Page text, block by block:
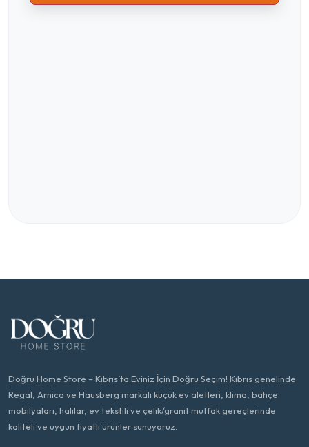
Doğru Home Store – Kıbrıs’ta Eviniz İçin Doğru Seçim! Kıbrıs genelinde
Regal, Arnica ve Hausberg markalı küçük ev aletleri, klima, bahçe
mobilyaları, halılar, ev tekstili ve çelik/granit mutfak gereçlerinde
kaliteli ve uygun fiyatlı ürünler sunuyoruz.